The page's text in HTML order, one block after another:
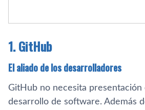
1. GitHub
El aliado de los desarrolladores
GitHub no necesita presentación
desarrollo de software. Además